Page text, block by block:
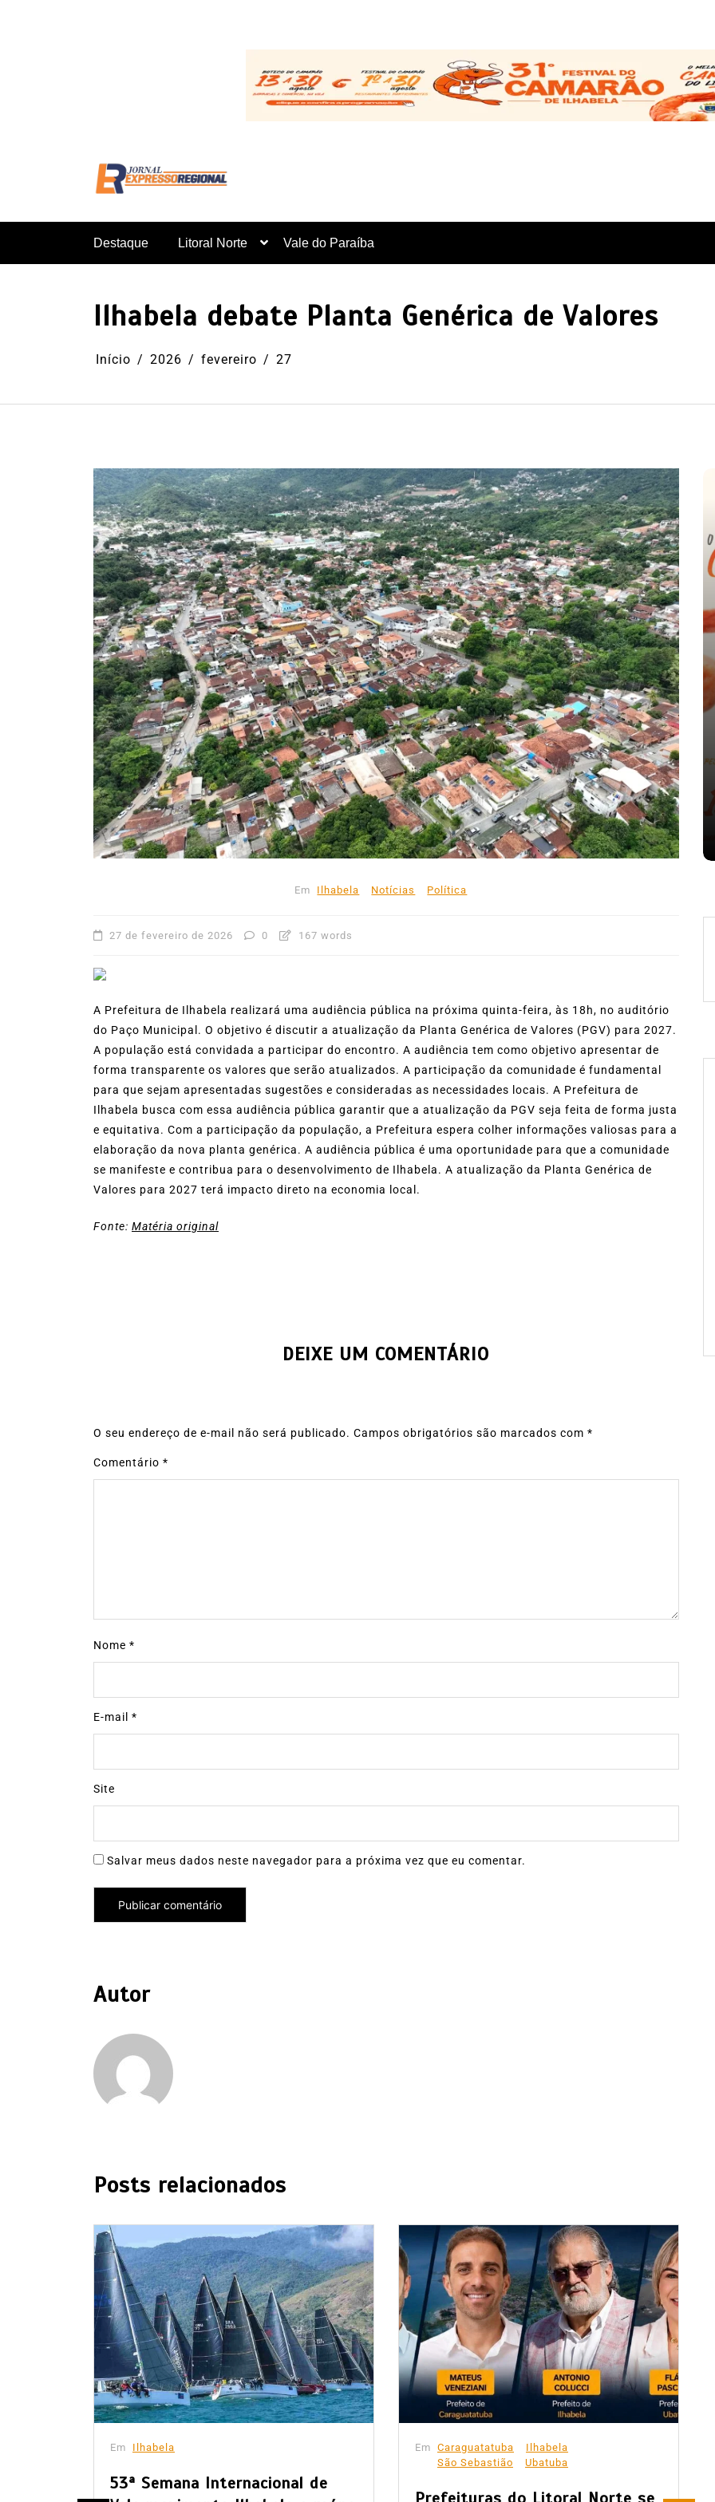
Destaque Litoral Norte Vale do Paraíba
Ilhabela debate Planta Genérica de Valores
Início 2026 fevereiro 27
Em Ilhabela Notícias Política
27 de fevereiro de 2026 0 167 words
A Prefeitura de Ilhabela realizará uma audiência pública na próxima quinta-feira, às 18h, no auditório
do Paço Municipal. O objetivo é discutir a atualização da Planta Genérica de Valores (PGV) para 2027.
A população está convidada a participar do encontro. A audiência tem como objetivo apresentar de
forma transparente os valores que serão atualizados. A participação da comunidade é fundamental
para que sejam apresentadas sugestões e consideradas as necessidades locais. A Prefeitura de
Ilhabela busca com essa audiência pública garantir que a atualização da PGV seja feita de forma justa
e equitativa. Com a participação da população, a Prefeitura espera colher informações valiosas para a
elaboração da nova planta genérica. A audiência pública é uma oportunidade para que a comunidade
se manifeste e contribua para o desenvolvimento de Ilhabela. A atualização da Planta Genérica de
Valores para 2027 terá impacto direto na economia local.
Fonte: Matéria original
DEIXE UM COMENTÁRIO
O seu endereço de e-mail não será publicado. Campos obrigatórios são marcados com *
Comentário *
Nome *
E-mail *
Site
Salvar meus dados neste navegador para a próxima vez que eu comentar.
Autor
Posts relacionados
Em Ilhabela
53ª Semana Internacional de
Em Caraguatatuba
Ilhabela
São Sebastião
Ubatuba
Em Cultura Ilhabela
Litoral Norte
Turismo
31º Festival do Camarão
movimenta Ilhabela durante o
mês de agosto
5 de agosto de 2026 0 227 words
Boteco do Camarão
Culinária Caiçara
Cultura Caiçara
Eventos em Ilhabela
Festival do Camarão
Gastronomia
Ilhabela
Litoral Norte Turismo
Em Expresso News
Ilhabela divulga grupos e
primeiros jogos do Campeonato
Municipal de Futebol
6 de agosto de 2026 0 478 words